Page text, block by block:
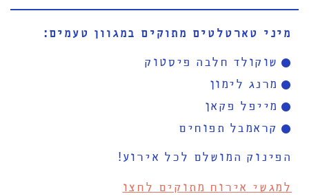
מיני טארטלטים מתוקים במגוון טעמים:
שוקולד חלבה פיסטוק
מרנג לימון
מייפל פקאן
קראמבל תפוחים
הפינוק המושלם לכל אירוע!
למגשי אירוח מתוקים לחצו